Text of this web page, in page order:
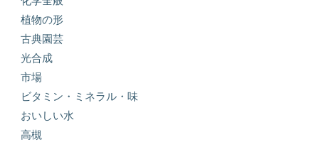
植物の形
古典園芸
光合成
市場
ビタミン・ミネラル・味
おいしい水
高槻